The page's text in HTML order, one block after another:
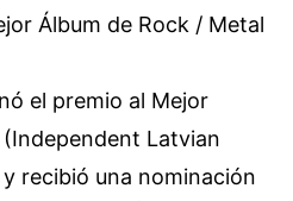
Álbum de Rock / Metal
el premio al Mejor
Latvian
recibió una nominación